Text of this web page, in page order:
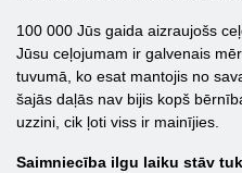
100 000 Jūs gaida aizraujošs
Jūsu ceļojumam ir galvenais
tuvumā, ko esat mantojis no
šajās daļās nav bijis kopš
uzzini, cik ļoti viss ir mainījies.
Saimniecība ilgu laiku stāv